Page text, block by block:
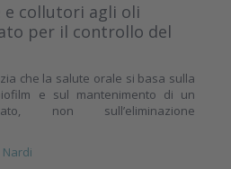
e collutori agli oli
per il controllo del
che la salute orale si basa sulla
e sul mantenimento di un
non sull’eliminazione